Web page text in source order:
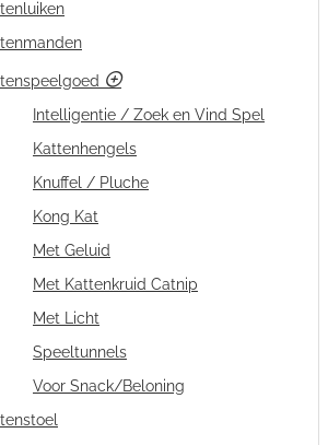
Intelligentie / Zoek en Vind Spel
Kattenhengels
Knuffel / Pluche
Kong Kat
Met Geluid
Met Kattenkruid Catnip
Met Licht
Speeltunnels
Voor Snack/Beloning